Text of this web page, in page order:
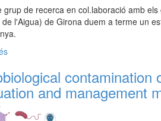
grup de recerca en col.laboració amb
de l'Aigua) de Girona duem a terme un
contamination
and management